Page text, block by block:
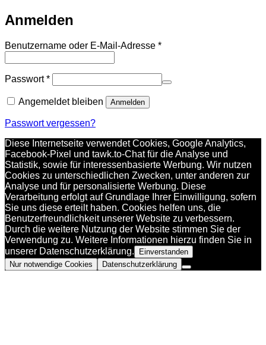
Anmelden
Benutzername oder E-Mail-Adresse *Erforderlich
Passwort*Erforderlich
Angemeldet bleiben Anmelden
Passwort vergessen?
Diese Internetseite verwendet Cookies, Google Analytics,
Facebook-Pixel und tawk.to-Chat für die Analyse und
Statistik, sowie für interessenbasierte Werbung. Wir nutzen
Cookies zu unterschiedlichen Zwecken, unter anderen zur
Analyse und für personalisierte Werbung. Diese
Verarbeitung erfolgt auf Grundlage Ihrer Einwilligung, sofern
Sie uns diese erteilt haben. Cookies helfen uns, die
Benutzerfreundlichkeit unserer Website zu verbessern.
Durch die weitere Nutzung der Website stimmen Sie der
Verwendung zu. Weitere Informationen hierzu finden Sie in
unserer Datenschutzerklärung.
Einverstanden
Nur notwendige Cookies
Datenschutzerklärung